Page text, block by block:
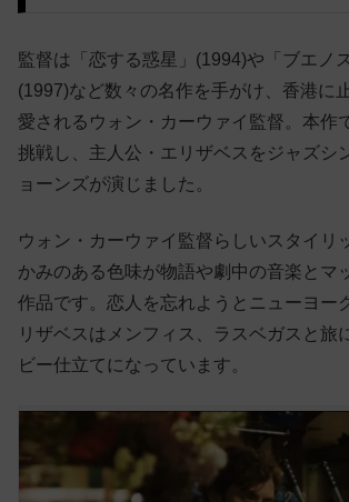
監督は「恋する惑星」(1994)や「ブエノ
(1997)など数々の名作を手がけ、香港に
愛される ウォン・カーウァイ監督。本作
挑戦し、主人公・エリザベスをジャズシ
ョーンズが演じました。
ウォン・カーウァイ監督らしいスタイリ
かみのある色味が物語や劇中の音楽とマ
作品です。恋人を忘れようとニューヨー
リザベスはメンフィス、ラスベガスと旅
ビー仕立てになっています。